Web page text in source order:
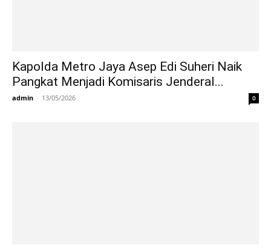
Kapolda Metro Jaya Asep Edi Suheri Naik
Pangkat Menjadi Komisaris Jenderal...
admin - 13/05/2026 0